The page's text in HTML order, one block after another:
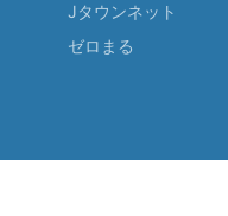
Jタウンネット
ゼロまる